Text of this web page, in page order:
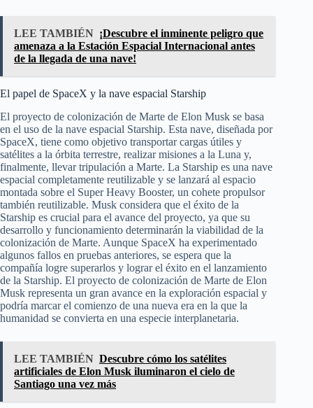
LEE TAMBIÉN ¡Descubre el inminente peligro que
amenaza a la Estación Espacial Internacional antes
de la llegada de una nave!
El papel de SpaceX y la nave espacial Starship
El proyecto de colonización de Marte de Elon Musk se basa
en el uso de la nave espacial Starship. Esta nave, diseñada por
SpaceX, tiene como objetivo transportar cargas útiles y
satélites a la órbita terrestre, realizar misiones a la Luna y,
finalmente, llevar tripulación a Marte. La Starship es una nave
espacial completamente reutilizable y se lanzará al espacio
montada sobre el Super Heavy Booster, un cohete propulsor
también reutilizable. Musk considera que el éxito de la
Starship es crucial para el avance del proyecto, ya que su
desarrollo y funcionamiento determinarán la viabilidad de la
colonización de Marte. Aunque SpaceX ha experimentado
algunos fallos en pruebas anteriores, se espera que la
compañía logre superarlos y lograr el éxito en el lanzamiento
de la Starship. El proyecto de colonización de Marte de Elon
Musk representa un gran avance en la exploración espacial y
podría marcar el comienzo de una nueva era en la que la
humanidad se convierta en una especie interplanetaria.
LEE TAMBIÉN Descubre cómo los satélites
artificiales de Elon Musk iluminaron el cielo de
Santiago una vez más